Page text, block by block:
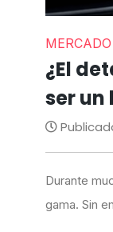
¿El
ser un
Durante
gama. Sin